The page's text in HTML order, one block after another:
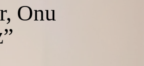
Onu